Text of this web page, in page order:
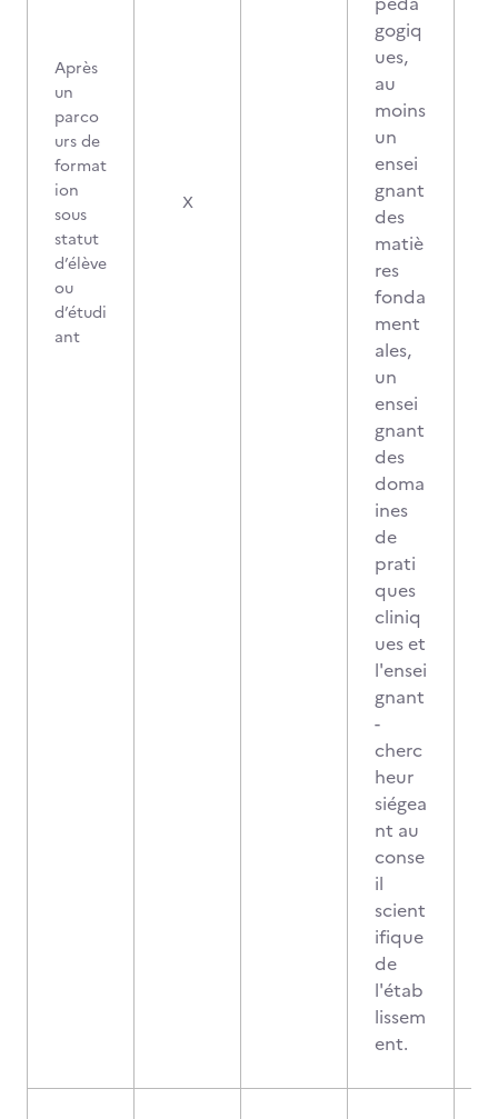
Après
un
parco
urs de
format
ion
sous
statut
d’élève
ou
d’étudi
ant
X
gogiq
ues,
au
moins
un
ensei
gnant
des
matiè
res
fonda
ment
ales,
un
ensei
gnant
des
doma
ines
de
prati
ques
cliniq
ues et
l'ensei
gnant
-
cherc
heur
siégea
nt au
conse
il
scient
ifique
de
l'étab
lissem
ent.